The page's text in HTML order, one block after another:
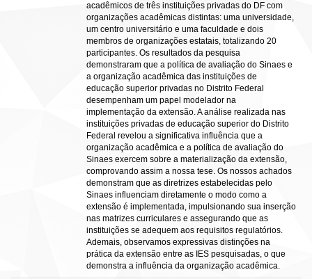
acadêmicos de três instituições privadas do DF com
organizações acadêmicas distintas: uma universidade,
um centro universitário e uma faculdade e dois
membros de organizações estatais, totalizando 20
participantes. Os resultados da pesquisa
demonstraram que a política de avaliação do Sinaes e
a organização acadêmica das instituições de
educação superior privadas no Distrito Federal
desempenham um papel modelador na
implementação da extensão. A análise realizada nas
instituições privadas de educação superior do Distrito
Federal revelou a significativa influência que a
organização acadêmica e a política de avaliação do
Sinaes exercem sobre a materialização da extensão,
comprovando assim a nossa tese. Os nossos achados
demonstram que as diretrizes estabelecidas pelo
Sinaes influenciam diretamente o modo como a
extensão é implementada, impulsionando sua inserção
nas matrizes curriculares e assegurando que as
instituições se adequem aos requisitos regulatórios.
Ademais, observamos expressivas distinções na
prática da extensão entre as IES pesquisadas, o que
demonstra a influência da organização acadêmica.